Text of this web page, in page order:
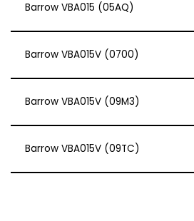
Barrow VBA015 (05AQ)
Barrow VBA015V (0700)
Barrow VBA015V (09M3)
Barrow VBA015V (09TC)